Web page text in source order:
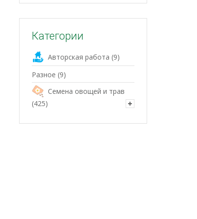
Категории
Авторская работа (9)
Разное (9)
Семена овощей и трав
(425)